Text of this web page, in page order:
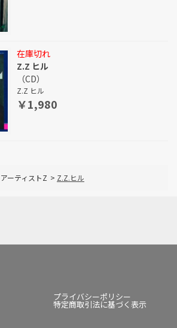
在庫切れ
Z.Z ヒル
（CD）
Z.Z ヒル
￥1,980
アーティストZ > Z.Z.ヒル
プライバシーポリシー
特定商取引法に基づく表示